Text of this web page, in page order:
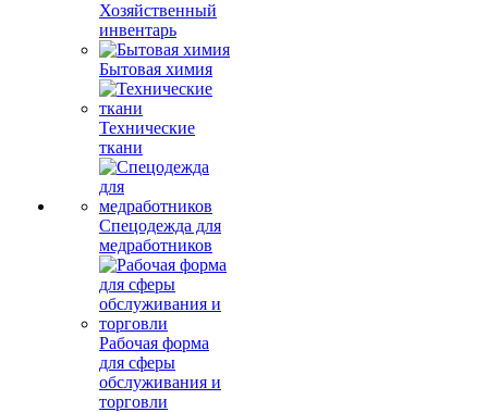
Хозяйственный
инвентарь
Бытовая химия
Технические
ткани
Спецодежда для
медработников
Рабочая форма
для сферы
обслуживания и
торговли